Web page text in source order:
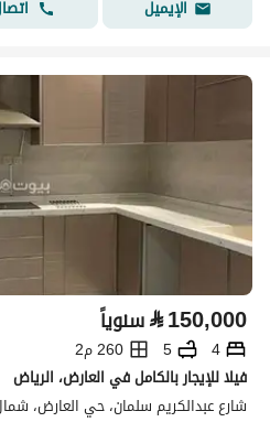
الإيميل
⃁150,000 سنوياً
4
5
260 م2
فيلا للإيجار بالكامل في العارض، الرياض
شارع عبدالكريم سلمان، حي العارض،